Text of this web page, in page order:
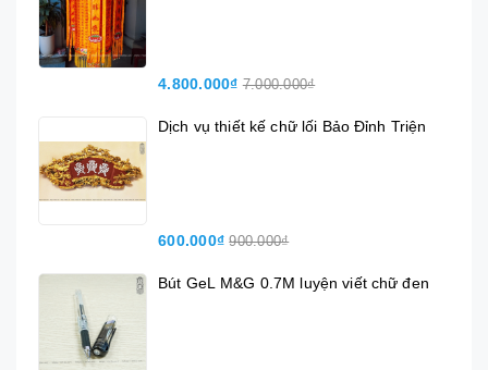
4.800.000₫ 7.000.000₫
Dịch vụ thiết kế chữ lối Bảo Đỉnh Triện
600.000₫ 900.000₫
Bút GeL M&G 0.7M luyện viết chữ đen